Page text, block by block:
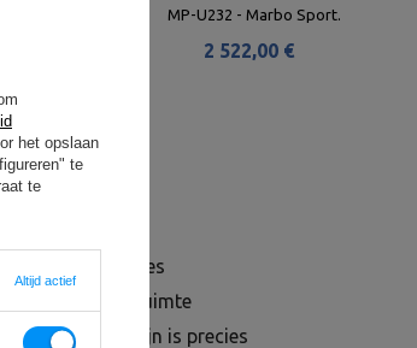
MP-U232 - Marbo Sport.
2 522,00 €
twee machines
weinig ruimte
Professional lijn is precies
het opslaan
te
te
Altijd actief